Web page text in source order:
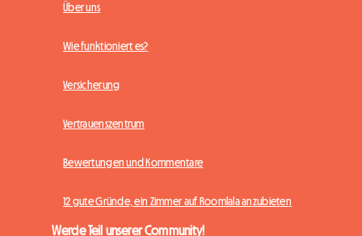
Über uns
Wie funktioniert es?
Versicherung
Vertrauenszentrum
Bewertungen und Kommentare
12 gute Gründe, ein Zimmer auf Roomlala anzubieten
Werde Teil unserer Community!